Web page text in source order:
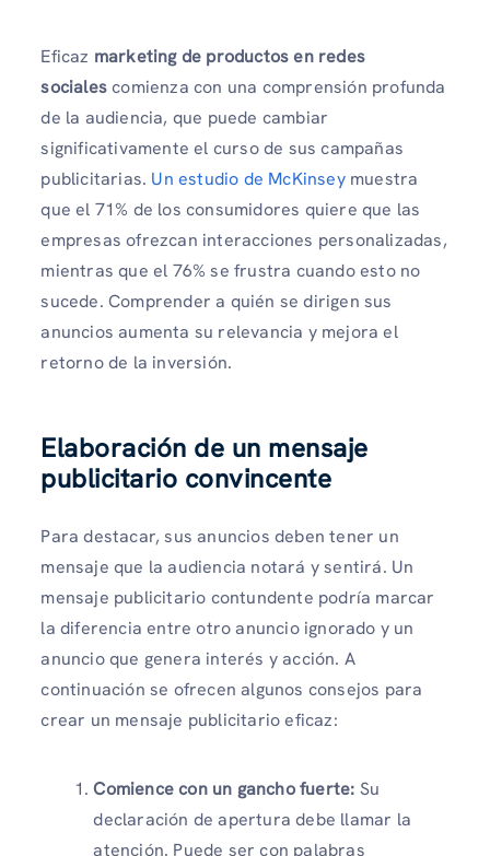
Eficaz marketing de productos en redes
socialescomienza con una comprensión profunda
de la audiencia, que puede cambiar
significativamente el curso de sus campañas
publicitarias. Un estudio de McKinseymuestra
que el 71% de los consumidores quiere que las
empresas ofrezcan interacciones personalizadas,
mientras que el 76% se frustra cuando esto no
sucede. Comprender a quién se dirigen sus
anuncios aumenta su relevancia y mejora el
retorno de la inversión.
Elaboración de un mensaje
publicitario convincente
Para destacar, sus anuncios deben tener un
mensaje que la audiencia notará y sentirá. Un
mensaje publicitario contundente podría marcar
la diferencia entre otro anuncio ignorado y un
anuncio que genera interés y acción. A
continuación se ofrecen algunos consejos para
crear un mensaje publicitario eficaz:
Comience con un gancho fuerte: Su
declaración de apertura debe llamar la
atención. Puede ser con palabras